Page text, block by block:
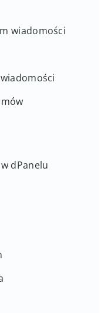
wiadomości
dPanelu